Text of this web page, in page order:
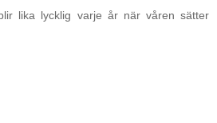
lika lycklig varje år när våren sätter